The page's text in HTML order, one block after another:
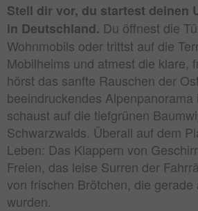
Stell dir vor, du startest deinen
in Deutschland. Du öffnest die
Wohnmobils oder trittst auf die
Mobilheims und atmest die klare,
hörst das sanfte Rauschen der
beeindruckendes
schaust auf die tiefgrünen
Schwarzwalds. Überall auf dem
Leben: Das Klappern von
Freien, das leise Surren der
von frischen Brötchen, die
wurden.